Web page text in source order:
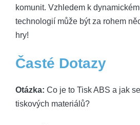
komunit. Vzhledem k
technologií může být za rohem
hry!
Časté Dotazy
Otázka: Co je to Tisk ABS a jak
tiskových materiálů?